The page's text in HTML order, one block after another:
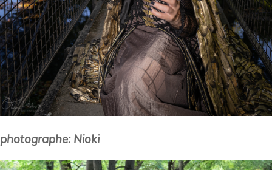
photographe: Nioki